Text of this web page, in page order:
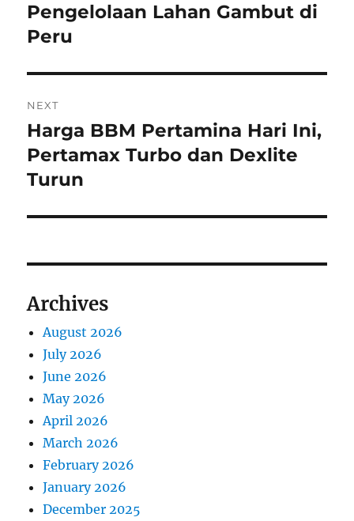
s
t
n
a
v
i
g
i
n
r
e
i
s
p
o
Pengelolaan Lahan Gambut di
Peru
NEXT
N
e
x
p
s
:
Harga BBM Pertamina Hari Ini,
Pertamax Turbo dan Dexlite
Turun
Archives
August 2026
July 2026
June 2026
May 2026
April 2026
March 2026
February 2026
January 2026
December 2025